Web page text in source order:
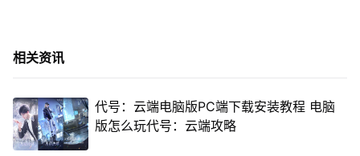
相关资讯
代号：云端电脑版PC端下载安装教程 电脑
版怎么玩代号：云端攻略